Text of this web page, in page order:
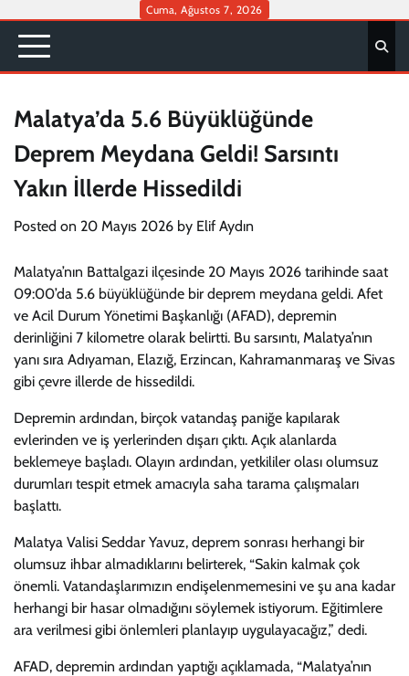
content
Cuma, Ağustos 7, 2026
Malatya’da 5.6 Büyüklüğünde
Deprem Meydana Geldi! Sarsıntı
Yakın İllerde Hissedildi
Posted on 20 Mayıs 2026 by Elif Aydın
Malatya’nın Battalgazi ilçesinde 20 Mayıs 2026 tarihinde saat
09:00’da 5.6 büyüklüğünde bir deprem meydana geldi. Afet
ve Acil Durum Yönetimi Başkanlığı (AFAD), depremin
derinliğini 7 kilometre olarak belirtti. Bu sarsıntı, Malatya’nın
yanı sıra Adıyaman, Elazığ, Erzincan, Kahramanmaraş ve Sivas
gibi çevre illerde de hissedildi.
Depremin ardından, birçok vatandaş paniğe kapılarak
evlerinden ve iş yerlerinden dışarı çıktı. Açık alanlarda
beklemeye başladı. Olayın ardından, yetkililer olası olumsuz
durumları tespit etmek amacıyla saha tarama çalışmaları
başlattı.
Malatya Valisi Seddar Yavuz, deprem sonrası herhangi bir
olumsuz ihbar almadıklarını belirterek, “Sakin kalmak çok
önemli. Vatandaşlarımızın endişelenmemesini ve şu ana kadar
herhangi bir hasar olmadığını söylemek istiyorum. Eğitimlere
ara verilmesi gibi önlemleri planlayıp uygulayacağız,” dedi.
AFAD, depremin ardından yaptığı açıklamada, “Malatya’nın